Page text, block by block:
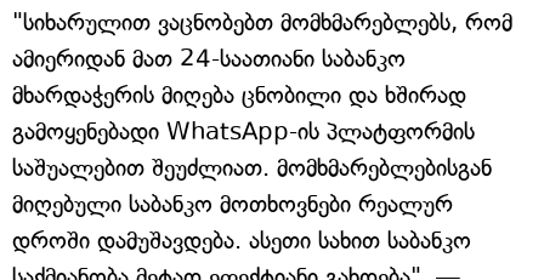
"სიხარულით ვაცნობებთ მომხმარებლებს, რომ
ამიერიდან მათ 24-საათიანი საბანკო
მხარდაჭერის მიღება ცნობილი და ხშირად
გამოყენებადი WhatsApp-ის პლატფორმის
საშუალებით შეუძლიათ. მომხმარებლებისგან
მიღებული საბანკო მოთხოვნები რეალურ
დროში დამუშავდება. ასეთი სახით საბანკო